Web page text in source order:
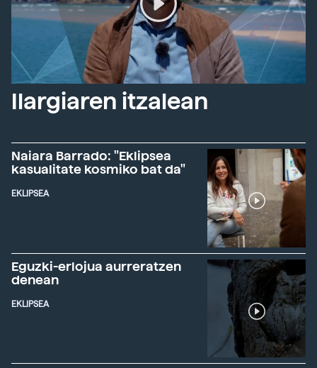
Ilargiaren itzalean
Naiara Barrado: "Eklipsea
kasualitate kosmiko bat da"
EKLIPSEA
Eguzki-erlojua aurreratzen
denean
EKLIPSEA